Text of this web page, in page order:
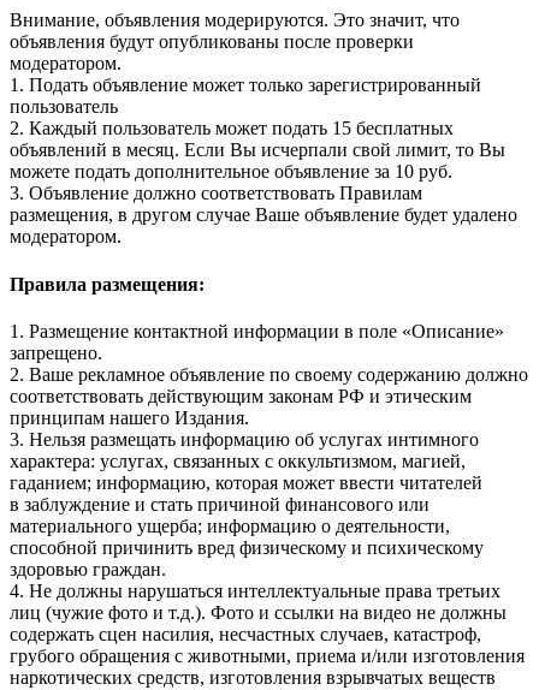
Внимание, объявления модерируются. Это значит, что
объявления будут опубликованы после проверки
модератором.
1. Подать объявление может только зарегистрированный
пользователь
2. Каждый пользователь может подать 15 бесплатных
объявлений в месяц. Если Вы исчерпали свой лимит, то Вы
можете подать дополнительное объявление за 10 руб.
3. Объявление должно соответствовать Правилам
размещения, в другом случае Ваше объявление будет удалено
модератором.
Правила размещения:
1. Размещение контактной информации в поле «Описание»
запрещено.
2. Ваше рекламное объявление по своему содержанию должно
соответствовать действующим законам РФ и этическим
принципам нашего Издания.
3. Нельзя размещать информацию об услугах интимного
характера: услугах, связанных с оккультизмом, магией,
гаданием; информацию, которая может ввести читателей
в заблуждение и стать причиной финансового или
материального ущерба; информацию о деятельности,
способной причинить вред физическому и психическому
здоровью граждан.
4. Не должны нарушаться интеллектуальные права третьих
лиц (чужие фото и т.д.). Фото и ссылки на видео не должны
содержать сцен насилия, несчастных случаев, катастроф,
грубого обращения с животными, приема и/или изготовления
наркотических средств, изготовления взрывчатых веществ